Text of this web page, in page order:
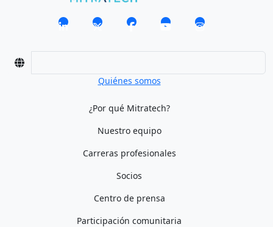
Quiénes somos
¿Por qué Mitratech?
Nuestro equipo
Carreras profesionales
Socios
Centro de prensa
Participación comunitaria